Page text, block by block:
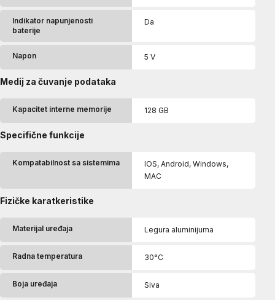
Indikator napunjenosti
baterije
Da
Napon 5 V
Medij za čuvanje podataka
Kapacitet interne memorije 128 GB
Specifične funkcije
Kompatabilnost sa sistemima
IOS, Android, Windows,
MAC
Fizičke karatkeristike
Materijal uređaja Legura aluminijuma
Radna temperatura 30°C
Boja uređaja Siva